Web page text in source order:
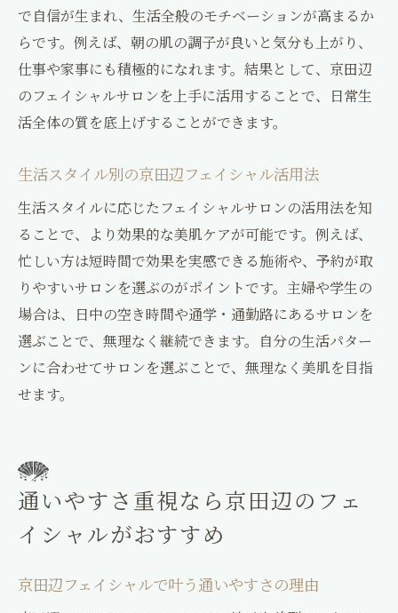
で自信が生まれ、生活全般のモチベーションが高まるか
らです。例えば、朝の肌の調子が良いと気分も上がり、
仕事や家事にも積極的になれます。結果として、京田辺
のフェイシャルサロンを上手に活用することで、日常生
活全体の質を底上げすることができます。
生活スタイル別の京田辺フェイシャル活用法
生活スタイルに応じたフェイシャルサロンの活用法を知
ることで、より効果的な美肌ケアが可能です。例えば、
忙しい方は短時間で効果を実感できる施術や、予約が取
りやすいサロンを選ぶのがポイントです。主婦や学生の
場合は、日中の空き時間や通学・通勤路にあるサロンを
選ぶことで、無理なく継続できます。自分の生活パター
ンに合わせてサロンを選ぶことで、無理なく美肌を目指
せます。
通いやすさ重視なら京田辺のフェ
イシャルがおすすめ
京田辺フェイシャルで叶う通いやすさの理由